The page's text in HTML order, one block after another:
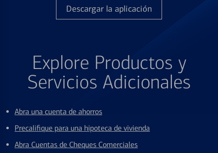
Descargar la aplicación
Explore Productos y
Servicios Adicionales
Abra una cuenta de ahorros
Precalifique para una hipoteca de vivienda
Abra Cuentas de Cheques Comerciales